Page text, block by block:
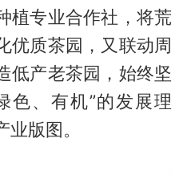
植专业合作社，将荒
优质茶园，又联动周
低产老茶园，始终坚
色、有机”的发展理
版图。